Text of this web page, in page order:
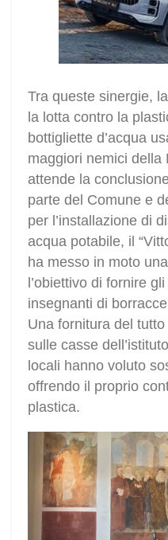
Tra queste sinergie,
la lotta contro la
bottigliette d’acqua
maggiori nemici della
attende la
parte del Comune e
per l’installazione di
acqua potabile, il
ha messo in moto
l’obiettivo di fornire
insegnanti di
Una fornitura del
sulle casse
locali hanno voluto
offrendo il proprio
plastica.